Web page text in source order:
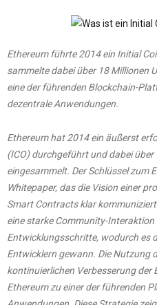
Ethereum führte 2014 ein Initial
sammelte dabei über 18 Millionen
eine der führenden Blockchain-
dezentrale Anwendungen.
Ethereum hat 2014 ein äußerst
(ICO) durchgeführt und dabei über
eingesammelt. Der Schlüssel zum
Whitepaper, das die Vision einer
Smart Contracts klar
eine starke Community-
Entwicklungsschritte, wodurch es
Entwicklern gewann. Die Nutzung
kontinuierlichen Verbesserung der
Ethereum zu einer der führenden